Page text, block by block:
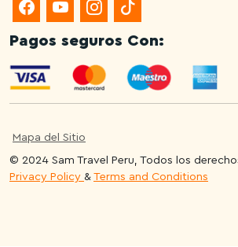
Pagos seguros Con:
© 2024 Sam Travel Peru, Todos los
Privacy Policy & Terms and Conditions
Mapa del Sitio